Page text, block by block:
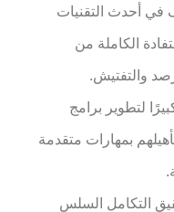
في أحدث التقنيات
الكاملة من
والتفتيش.
لتطوير برامج
بمهارات متقدمة
التكامل السلس